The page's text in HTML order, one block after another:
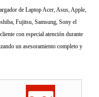
de Laptop Acer, Asus, Apple,
Fujitsu, Samsung, Sony el
con especial atención durante
un asesoramiento completo y